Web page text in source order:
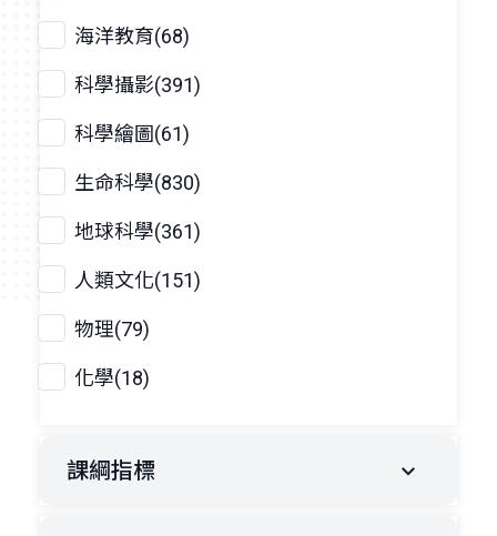
海洋教育(68)
科學攝影(391)
科學繪圖(61)
生命科學(830)
地球科學(361)
人類文化(151)
物理(79)
化學(18)
課綱指標